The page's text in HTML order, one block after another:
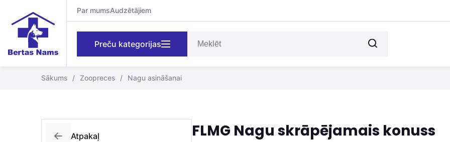
Par mumsAudzētājiem
Preču kategorijas
Sākums / Zoopreces / Nagu asināšanai
Atpakaļ
FLMG Nagu skrāpējamais konuss